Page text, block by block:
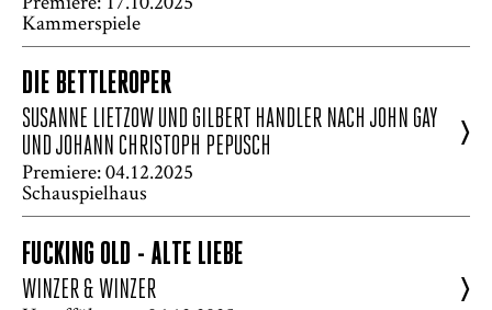
Kammerspiele
DIE BETTLEROPER
SUSANNE LIETZOW UND GILBERT HANDLER NACH JOHN GAY
UND JOHANN CHRISTOPH PEPUSCH
Premiere: 04.12.2025
Schauspielhaus
>
FUCKING OLD - ALTE LIEBE
WINZER & WINZER
>